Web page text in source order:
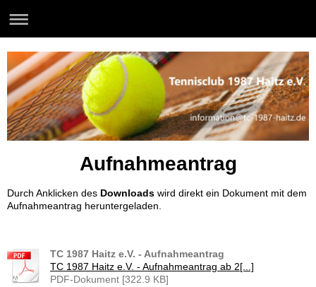
Aufnahmeantrag
Durch Anklicken des Downloads wird direkt ein Dokument mit dem
Aufnahmeantrag heruntergeladen.
TC 1987 Haitz e.V. - Aufnahmeantrag
TC 1987 Haitz e.V. - Aufnahmeantrag ab 2[...]
PDF-Dokument [322.9 KB]